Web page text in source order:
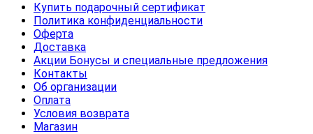
Купить подарочный сертификат
Политика конфиденциальности
Оферта
Доставка
Акции Бонусы и специальные предложения
Контакты
Об организации
Оплата
Условия возврата
Магазин